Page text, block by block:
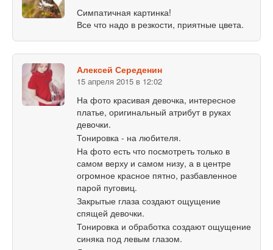
Симпатичная картинка!
Все что надо в резкости, приятные цвета.
Алексей Середенин
15 апреля 2015 в 12:02
На фото красивая девочка, интересное
платье, оригинальный атрибут в руках
девочки.
Тонировка - на любителя.
На фото есть что посмотреть только в
самом верху и самом низу, а в центре
огромное красное пятно, разбавленное
парой пуговиц.
Закрытые глаза создают ощущение
спящей девочки.
Тонировка и обработка создают ощущение
синяка под левым глазом.